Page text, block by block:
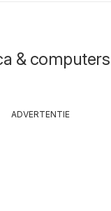
&
ADVERTENTIE